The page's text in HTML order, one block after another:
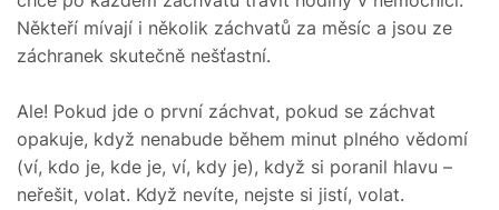
Někteří mívají i několik záchvatů za měsíc a jsou ze
záchranek skutečně nešťastní.
Ale! Pokud jde o první záchvat, pokud se záchvat
opakuje, když nenabude během minut plného vědomí
(ví, kdo je, kde je, ví, kdy je), když si poranil hlavu –
neřešit, volat. Když nevíte, nejste si jistí, volat.